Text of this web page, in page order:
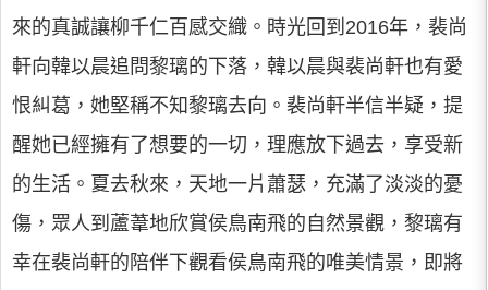
來的真誠讓柳千仁百感交織。時光回到2016年，裴尚
軒向韓以晨追問黎璃的下落，韓以晨與裴尚軒也有愛
恨糾葛，她堅稱不知黎璃去向。裴尚軒半信半疑，提
醒她已經擁有了想要的一切，理應放下過去，享受新
的生活。夏去秋來，天地一片蕭瑟，充滿了淡淡的憂
傷，眾人到蘆葦地欣賞侯鳥南飛的自然景觀，黎璃有
幸在裴尚軒的陪伴下觀看侯鳥南飛的唯美情景，即將